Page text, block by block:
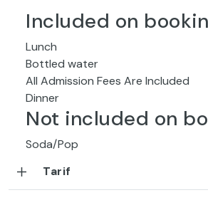
Included on
Lunch
Bottled water
All Admission Fees Are Included
Dinner
Not included on
Soda/Pop
Tarif